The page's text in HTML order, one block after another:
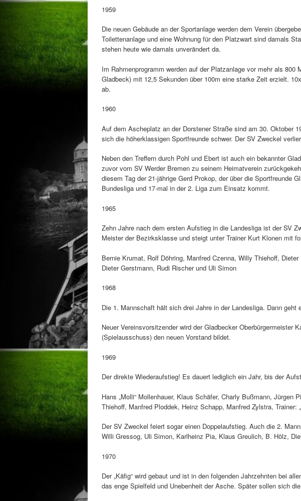
1959
Die neuen Gebäude an der Sportanlage werden dem Verein
Toilettenanlage und eine Wohnung für den Platzwart sind damals
stehen heute wie damals unverändert da.
Im Rahmenprogramm werden auf der Platzanlage vor mehr als
Gladbeck) mit 12,5 Sekunden über 100m eine starke Zeit erzielt.
ab.
1960
Auf dem Ascheplatz an der Dorstener Straße sind am 30. Oktober
sich die höherklassigen Sportfreunde schwer. Der SV Zweckel
Neben den Treffern durch Pohl und Ebert ist auch ein bekannter
zuvor vom SV Werder Bremen zu seinem Heimatverein
diesem Tag der 21-jährige Gerd Prokop, der über die Sportfreunde
Bundesliga und 17-mal in der 2. Liga zum Einsatz kommt.
1965
Zehn Jahre nach dem ersten Aufstieg in die Landesliga ist der SV
Meister der Bezirksklasse und steigt unter Trainer Kurt Klonen mit
Bernie Krumat, Rolf Döhring, Manfred Czenna, Willy Thiehoff,
Dieter Gerstmann, Rudi Rischer und Uli Simon
1968
Die 1. Mannschaft hält sich drei Jahre in der Landesliga. Dann
Neuer Vereinsvorsitzender wird der Gladbecker
(Spielausschuss) den neuen Vorstand bildet.
1969
Der direkte Wiederaufstieg! Es dauert lediglich ein Jahr, bis der
Hans „Molli“ Mollenhauer, Klaus Schäfer, Charly Bußmann,
Thiehoff, Manfred Ploddek, Heinz Schapp, Manfred Zylstra, Trainer:
Der SV Zweckel feiert sogar einen Doppelaufstieg. Auch die 2.
Willi Gressog, Uli Simon, Karlheinz Pia, Klaus Greulich, B. Hölz,
1970
Der „Käfig“ wird gebaut und ist in den folgenden Jahrzehnten bei
das enge Spielfeld und Unebenheit der Asche. Später sollen sich